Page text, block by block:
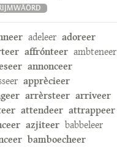
adeleer adoreer
affrónteer ambteneer
annonceer
apprècieer
arrèrsteer arriveer
attendeer attrappeer
azjiteer babbeleer
bamboecheer